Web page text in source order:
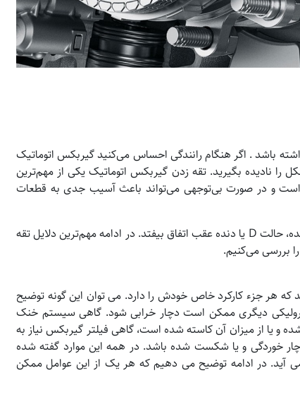
باشد . اگر هنگام رانندگی احساس می‌کنید گیربکس اتوماتیک
را نادیده بگیرید. تقه زدن گیربکس اتوماتیک یکی از مهم‌ترین
است و در صورت بی‌توجهی می‌تواند باعث آسیب جدی به قطعات
این مشکل ممکن است هنگام شروع حرکت، تعویض دنده، حالت D یا دنده عقب اتفاق بیفتد. در ادامه مهم‌ترین دلایل تقه
بررسی می‌کنیم.
هر جزء کارکرد خاص خودش را دارد. می توان این گونه توضیح
دیگری ممکن است دچار خرابی شود. گاهی سیستم خنک
و یا از میزان آن کاسته شده است، گاهی فیلتر گیربکس نیاز به
خوردگی و یا شکست شده باشد. در همه این موارد گفته شده
در ادامه توضیح می دهیم که هر یک از این عوامل ممکن